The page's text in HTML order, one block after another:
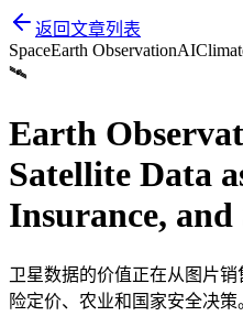
返回文章列表
SpaceEarth ObservationAI
🛰️
Earth
Satellite Data
Insurance,
卫星数据的价值正在从图片
险定价、农业和国家安全决策